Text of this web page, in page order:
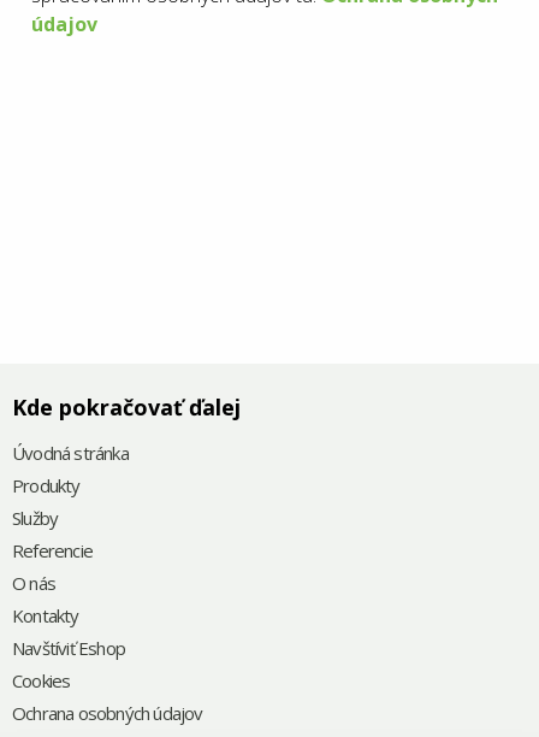
údajov
Kde pokračovať ďalej
Úvodná stránka
Produkty
Služby
Referencie
O nás
Kontakty
Navštíviť Eshop
Cookies
Ochrana osobných údajov